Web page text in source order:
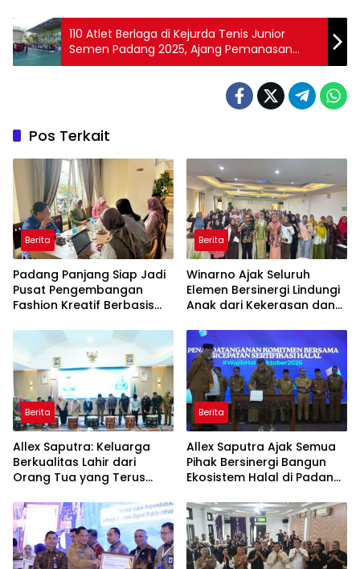
110 Atlet Berlaga di Kejurda Tenis Junior
Semen Padang 2025, Ajang Pemanasan
Menuju Kejurnas
Pos Terkait
Berita
Padang Panjang Siap Jadi
Pusat Pengembangan
Fashion Kreatif Berbasis
Berita
Winarno Ajak Seluruh
Elemen Bersinergi Lindungi
Anak dari Kekerasan dan
Berita
Allex Saputra: Keluarga
Berkualitas Lahir dari
Orang Tua yang Terus
Berita
Allex Saputra Ajak Semua
Pihak Bersinergi Bangun
Ekosistem Halal di Padang